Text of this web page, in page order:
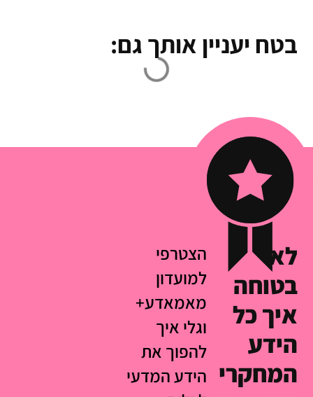
בטח יעניין אותך גם:
לא
בטוחה
איך כל
הידע
המחקרי
הצטרפי
למועדון
מאמאדע+
וגלי איך
להפוך את
הידע המדעי